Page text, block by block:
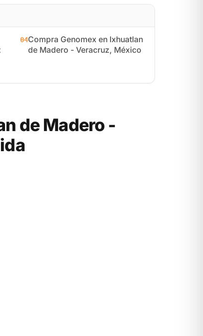
04Compra Genomex en Ixhuatlan
de Madero - Veracruz, México
de Madero -